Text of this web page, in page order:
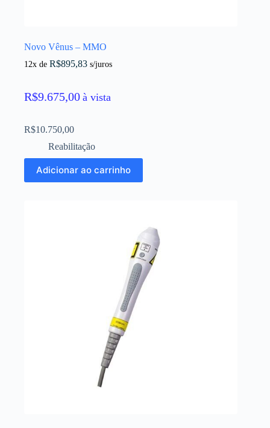
Novo Vênus – MMO
12x de R$895,83 s/juros
R$9.675,00 à vista
R$10.750,00
Reabilitação
Adicionar ao carrinho